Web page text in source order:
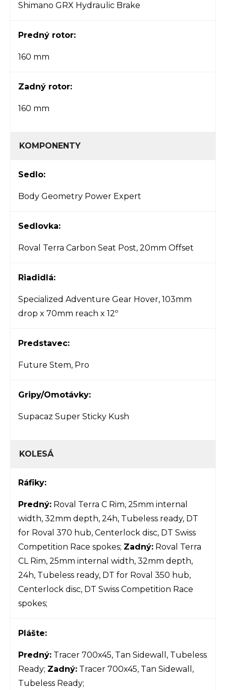
Shimano GRX Hydraulic Brake
Predný rotor:
160 mm
Zadný rotor:
160 mm
KOMPONENTY
Sedlo:
Body Geometry Power Expert
Sedlovka:
Roval Terra Carbon Seat Post, 20mm Offset
Riadidlá:
Specialized Adventure Gear Hover, 103mm
drop x 70mm reach x 12º
Predstavec:
Future Stem, Pro
Gripy/Omotávky:
Supacaz Super Sticky Kush
KOLESÁ
Ráfiky:
Predný: Roval Terra C Rim, 25mm internal
width, 32mm depth, 24h, Tubeless ready, DT
for Roval 370 hub, Centerlock disc, DT Swiss
Competition Race spokes; Zadný: Roval Terra
CL Rim, 25mm internal width, 32mm depth,
24h, Tubeless ready, DT for Roval 350 hub,
Centerlock disc, DT Swiss Competition Race
spokes;
Plášte:
Predný: Tracer 700x45, Tan Sidewall, Tubeless
Ready; Zadný: Tracer 700x45, Tan Sidewall,
Tubeless Ready;